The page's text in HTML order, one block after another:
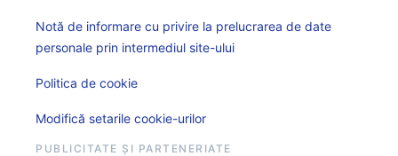
Notă de informare cu privire la prelucrarea de date
personale prin intermediul site-ului
Politica de cookie
Modifică setarile cookie-urilor
PUBLICITATE ȘI PARTENERIATE